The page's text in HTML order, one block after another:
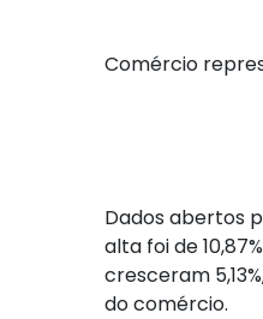
Comércio
Dados abertos
alta foi de
cresceram
do comércio.